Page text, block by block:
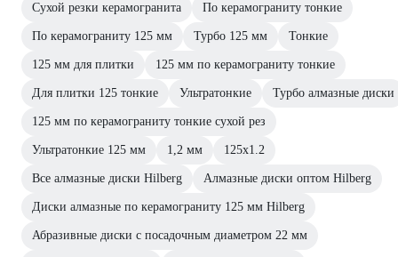
Сухой резки керамогранита По керамограниту тонкие
По керамограниту 125 мм Турбо 125 мм Тонкие
125 мм для плитки 125 мм по керамограниту тонкие
Для плитки 125 тонкие Ультратонкие Турбо алмазные диски
125 мм по керамограниту тонкие сухой рез
Ультратонкие 125 мм 1,2 мм 125х1.2
Все алмазные диски Hilberg Алмазные диски оптом Hilberg
Диски алмазные по керамограниту 125 мм Hilberg
Абразивные диски с посадочным диаметром 22 мм